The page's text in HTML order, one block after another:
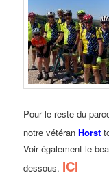
Pour le reste du
notre vétéranHorst
Voir également le
dessous. ICI